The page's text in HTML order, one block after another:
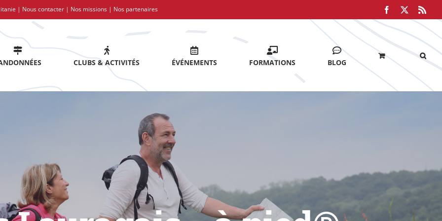
| Nous contacter | Nos missions | Nos partenaires Facebook
CLUBS & ACTIVITÉS ÉVÉNEMENTS FORMATIONS BLOG